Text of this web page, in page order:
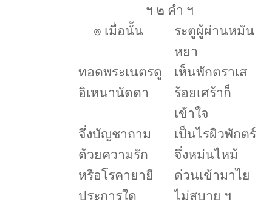
ฯ ๒ คำ ฯ
๏ เมื่อนั้น
ระตูผู้ผ่านหมัน
หยา
ทอดพระเนตรดู
อิเหนานัดดา
เห็นพักตราเส
ร้อยเศร้าก็
เข้าใจ
จึ่งบัญชาถาม
ด้วยความรัก
เป็นไรผิวพักตร์
จึ่งหม่นไหม้
หรือโรคายายี
ประการใด
ด่วนเข้ามาไย
ไม่สบาย ฯ